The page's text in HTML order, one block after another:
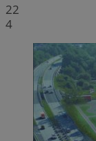
22
4